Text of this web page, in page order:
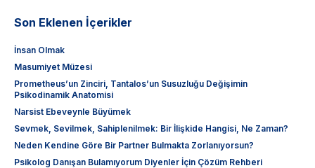
Son Eklenen İçerikler
İnsan Olmak
Masumiyet Müzesi
Prometheus’un Zinciri, Tantalos’un Susuzluğu Değişimin
Psikodinamik Anatomisi
Narsist Ebeveynle Büyümek
Sevmek, Sevilmek, Sahiplenilmek: Bir İlişkide Hangisi, Ne Zaman?
Neden Kendine Göre Bir Partner Bulmakta Zorlanıyorsun?
Psikolog Danışan Bulamıyorum Diyenler İçin Çözüm Rehberi